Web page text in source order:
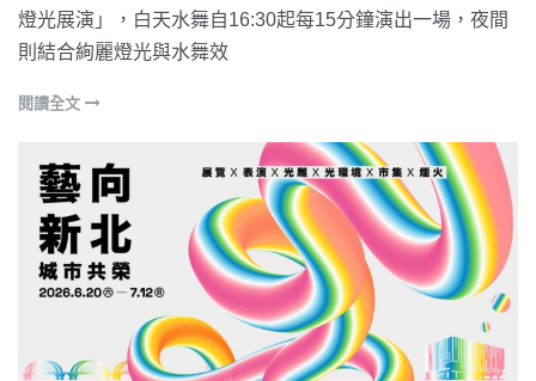
燈光展演」，白天水舞自16:30起每15分鐘演出一場，夜間
則結合絢麗燈光與水舞效
閱讀全文